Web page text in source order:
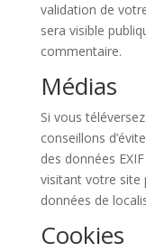
validation de
sera visible
commentaire.
Médias
Si vous
conseillons
des données
visitant votre site
données de
Cookies